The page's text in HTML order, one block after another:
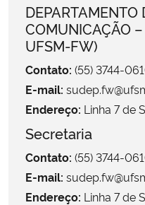
Ministério do Turismo
Ministério do Desenvolvimento
Controladoria-Geral da União
Ministério da Mulher, da Família e
Secretaria-Geral
DEPARTAMENTO
COMUNICAÇÃO
UFSM-FW)
Contato: (55) 3744-
E-mail:
Endereço: Linha 7 de
Secretaria
Contato: (55) 3744-
E-mail:
Endereço: Linha 7 de